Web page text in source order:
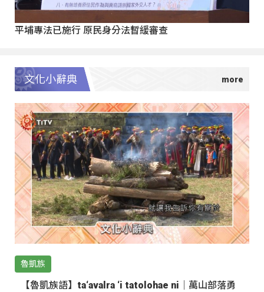
平埔專法已施行 原民身分法暫緩審查
文化小辭典
魯凱族
【魯凱族語】ta‘avalra ‘i tatolohae ni｜萬山部落勇